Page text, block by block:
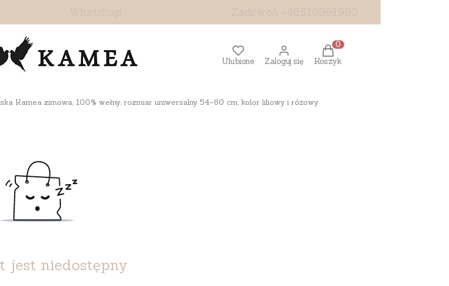
Ulubione Zaloguj się
Produkty w koszyku: 0.
Koszyk
Kamea zimowa, 100% wełny, rozmiar uniwersalny 54–60 cm, kolor liliowy i różowy
jest niedostępny